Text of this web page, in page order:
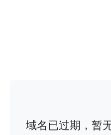
域名已过期，暂